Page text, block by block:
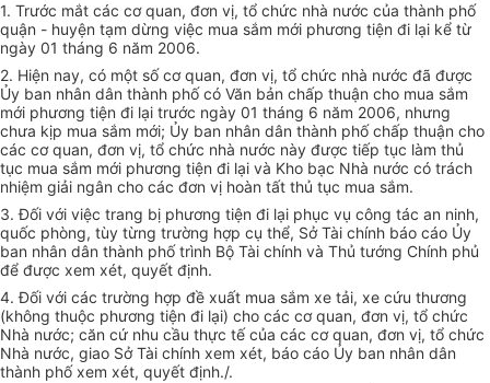
1. Trước mắt các cơ quan, đơn vị, tổ chức nhà nước của thành phố
quận - huyện tạm dừng việc mua sắm mới phương tiện đi lại kể từ
ngày 01 tháng 6 năm 2006.
2. Hiện nay, có một số cơ quan, đơn vị, tổ chức nhà nước đã được
Ủy ban nhân dân thành phố có Văn bản chấp thuận cho mua sắm
mới phương tiện đi lại trước ngày 01 tháng 6 năm 2006, nhưng
chưa kịp mua sắm mới; Ủy ban nhân dân thành phố chấp thuận cho
các cơ quan, đơn vị, tổ chức nhà nước này được tiếp tục làm thủ
tục mua sắm mới phương tiện đi lại và Kho bạc Nhà nước có trách
nhiệm giải ngân cho các đơn vị hoàn tất thủ tục mua sắm.
3. Đối với việc trang bị phương tiện đi lại phục vụ công tác an ninh,
quốc phòng, tùy từng trường hợp cụ thể, Sở Tài chính báo cáo Ủy
ban nhân dân thành phố trình Bộ Tài chính và Thủ tướng Chính phủ
để được xem xét, quyết định.
4. Đối với các trường hợp đề xuất mua sắm xe tải, xe cứu thương
(không thuộc phương tiện đi lại) cho các cơ quan, đơn vị, tổ chức
Nhà nước; căn cứ nhu cầu thực tế của các cơ quan, đơn vị, tổ chức
Nhà nước, giao Sở Tài chính xem xét, báo cáo Ủy ban nhân dân
thành phố xem xét, quyết định./.